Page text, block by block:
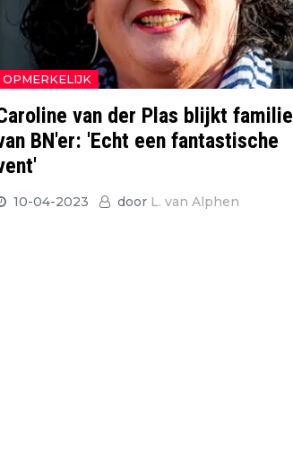
OPMERKELIJK
van der Plas blijkt familie
BN'er: 'Echt een fantastische
10-04-2023 door L. van Alphen